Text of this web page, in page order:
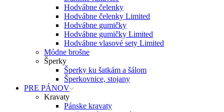
Hodvábne čelenky
Hodvábne čelenky Limited
Hodvábne gumičky
Hodvábne gumičky Limited
Hodvábne vlasové sety Limited
Módne brošne
Šperky
Šperky ku šatkám a šálom
Šperkovnice, stojany
PRE PÁNOV
Kravaty
Pánske kravaty